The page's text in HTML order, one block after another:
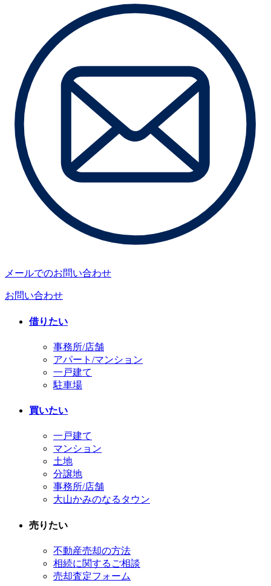
メールでのお問い合わせ
お問い合わせ
借りたい
事務所/店舗
アパート/マンション
一戸建て
駐車場
買いたい
一戸建て
マンション
土地
分譲地
事務所/店舗
大山かみのなるタウン
売りたい
不動産売却の方法
相続に関するご相談
売却査定フォーム